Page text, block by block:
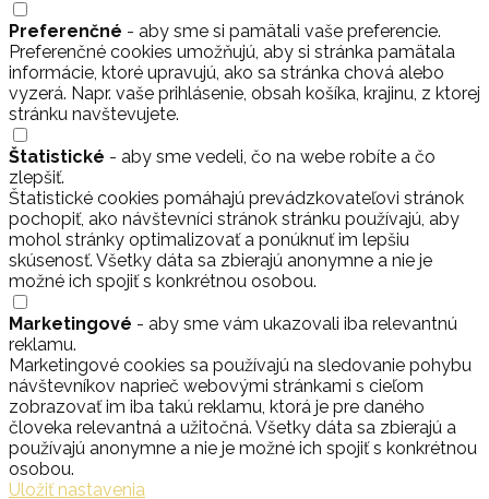
Preferenčné - aby sme si pamätali vaše preferencie.
Preferenčné cookies umožňujú, aby si stránka pamätala
informácie, ktoré upravujú, ako sa stránka chová alebo
vyzerá. Napr. vaše prihlásenie, obsah košíka, krajinu, z ktorej
stránku navštevujete.
Štatistické - aby sme vedeli, čo na webe robíte a čo
zlepšiť.
Štatistické cookies pomáhajú prevádzkovateľovi stránok
pochopiť, ako návštevníci stránok stránku používajú, aby
mohol stránky optimalizovať a ponúknuť im lepšiu
skúsenosť. Všetky dáta sa zbierajú anonymne a nie je
možné ich spojiť s konkrétnou osobou.
Marketingové - aby sme vám ukazovali iba relevantnú
reklamu.
Marketingové cookies sa používajú na sledovanie pohybu
návštevníkov naprieč webovými stránkami s cieľom
zobrazovať im iba takú reklamu, ktorá je pre daného
človeka relevantná a užitočná. Všetky dáta sa zbierajú a
používajú anonymne a nie je možné ich spojiť s konkrétnou
osobou.
Uložiť nastavenia